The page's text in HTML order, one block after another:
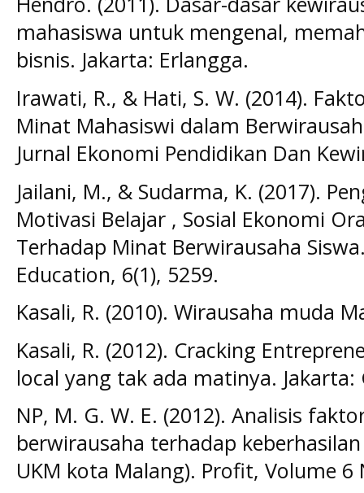
mahasiswa untuk mengenal,
bisnis. Jakarta: Erlangga.
Irawati, R., & Hati, S. W. (2014).
Minat Mahasiswi dalam
Jurnal Ekonomi Pendidikan Dan
Jailani, M., & Sudarma, K. (2017).
Motivasi Belajar , Sosial Ekonomi
Terhadap Minat Berwirausaha
Education, 6(1), 5259.
Kasali, R. (2010). Wirausaha muda
Kasali, R. (2012). Cracking
local yang tak ada matinya. Jakarta:
NP, M. G. W. E. (2012). Analisis
berwirausaha terhadap
UKM kota Malang). Profit, Volume 6